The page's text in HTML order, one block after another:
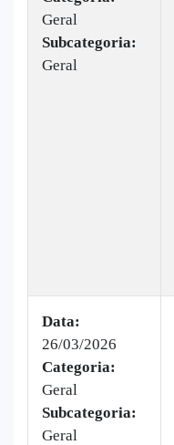
Geral
Subcategoria:
Geral
Data:
26/03/2026
Categoria:
Geral
Subcategoria:
Geral